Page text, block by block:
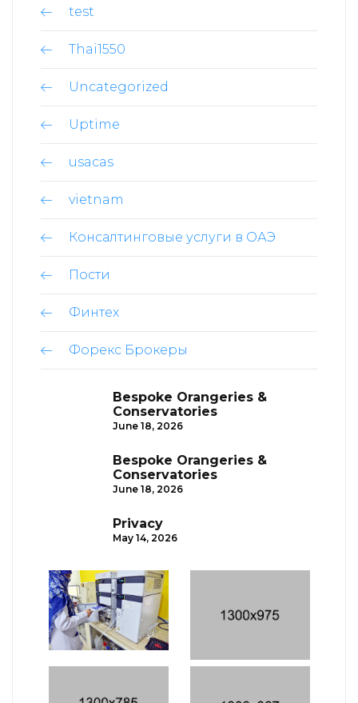
test
Thai1550
Uncategorized
Uptime
usacas
vietnam
Консалтинговые услуги в ОАЭ
Пости
Финтех
Форекс Брокеры
Bespoke Orangeries &
Conservatories
June 18, 2026
Bespoke Orangeries &
Conservatories
June 18, 2026
Privacy
May 14, 2026